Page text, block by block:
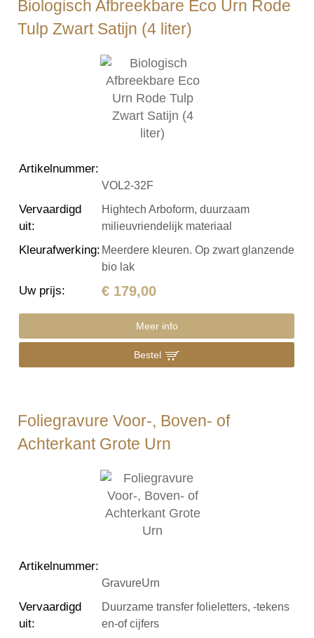
Biologisch Afbreekbare Eco Urn Rode
Tulp Zwart Satijn (4 liter)
Artikelnummer:
VOL2-32F
Vervaardigd
uit:
Hightech Arboform, duurzaam
milieuvriendelijk materiaal
Kleurafwerking: Meerdere kleuren. Op zwart glanzende
bio lak
Uw prijs: € 179,00
Meer info
Bestel
Foliegravure Voor-, Boven- of
Achterkant Grote Urn
Artikelnummer:
GravureUrn
Vervaardigd
uit:
Duurzame transfer folieletters, -tekens
en-of cijfers